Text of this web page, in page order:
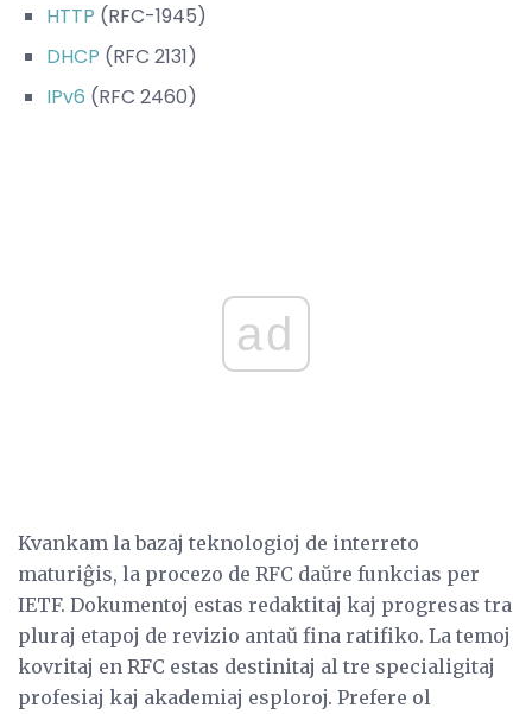
HTTP (RFC-1945)
DHCP (RFC 2131)
IPv6 (RFC 2460)
ad
Kvankam la bazaj teknologioj de interreto
maturiĝis, la procezo de RFC daŭre funkcias per
IETF. Dokumentoj estas redaktitaj kaj progresas tra
pluraj etapoj de revizio antaŭ fina ratifiko. La temoj
kovritaj en RFC estas destinitaj al tre specialigitaj
profesiaj kaj akademiaj esploroj. Prefere ol